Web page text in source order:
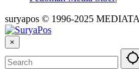
suryapos © 1996-2025
×